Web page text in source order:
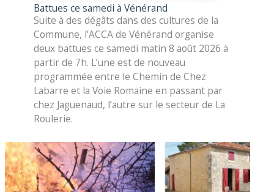
Battues ce samedi à Vénérand
Suite à des dégâts dans des cultures de la
Commune, l’ACCA de Vénérand organise
deux battues ce samedi matin 8 août 2026 à
partir de 7h. L’une est de nouveau
programmée entre le Chemin de Chez
Labarre et la Voie Romaine en passant par
chez Jaguenaud, l’autre sur le secteur de La
Roulerie.